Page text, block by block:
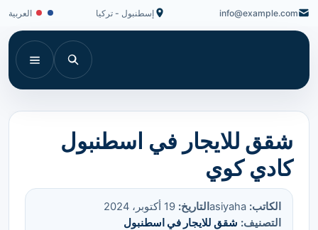
info@example.com إسطنبول - تركيا العربية
شقق للايجار في اسطنبول
كادي كوي
الكاتب: asiyaha التاريخ: 19 أكتوبر، 2024
التصنيف: شقق للايجار في اسطنبول